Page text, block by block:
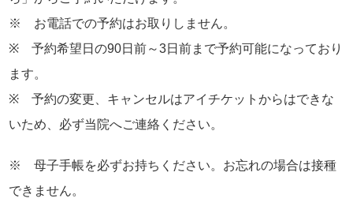
※ お電話での予約はお取りしません。
※ 予約希望日の90日前～3日前まで予約可能になっており
ます。
※ 予約の変更、キャンセルはアイチケットからはできな
いため、必ず当院へご連絡ください。
※ 母子手帳を必ずお持ちください。お忘れの場合は接種
できません。